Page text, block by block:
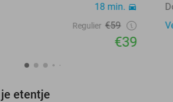
18 min.
Regulier €59
€39
etentje